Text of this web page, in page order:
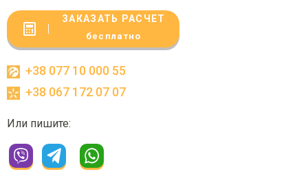
ЗАКАЗАТЬ РАСЧЕТ
бесплатно
+38 077 10 000 55
+38 067 172 07 07
Или пишите: